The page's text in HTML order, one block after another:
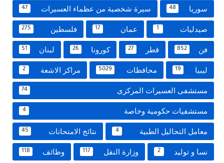
سوريا 48 سيرة شخصية من عظماء العسيرات 47
صيدليات 1 عمان 17 فلسطين 275
فن 852 قطر 27 كورونا 26 لبنان 51
ليبيا 19 محافظات 5029 مراكز الاشعة 2
مستشفى العسيرات المركزى 74
مستشفيات حكومية وخاصة 4
معامل التحاليل الطبية 4 نتائج الامتحانات 45
نسا و توليد 2 وزارة النقل 117 وظائف 118